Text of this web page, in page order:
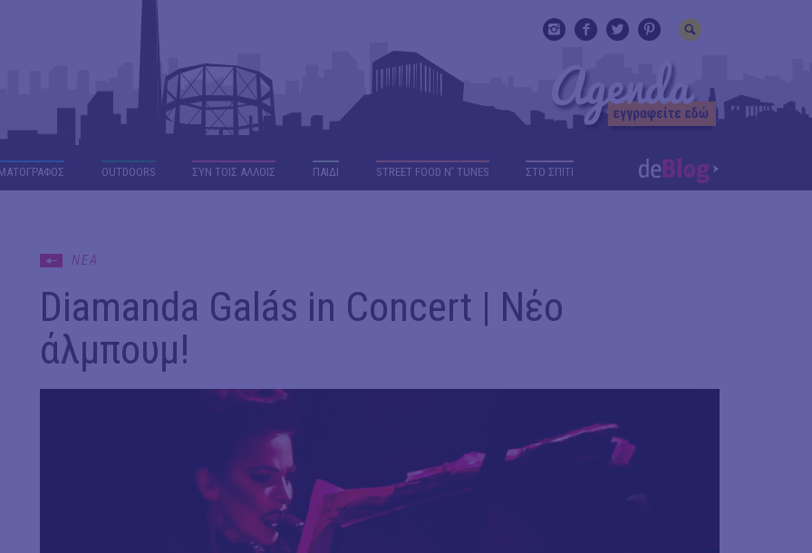
OUTDΟORS ΣΥΝ ΤΟΙΣ ΑΛΛΟΙΣ ΠΑΙΔΙ STREET FOOD N' TUNES ΣΤΟ ΣΠΙΤΙ
ΝΕΑ
Diamanda Galás in Concert | Νέο
άλμπουμ!